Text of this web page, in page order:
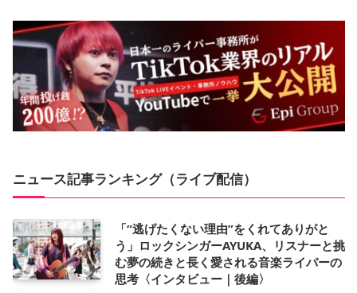
ニュース記事ランキング（ライブ配信）
「“逃げたくない理由”をくれてありがと
う」ロックシンガーAYUKA、リスナーと挑
む夢の続きと長く愛される音楽ライバーの
思考〈インタビュー｜後編〉